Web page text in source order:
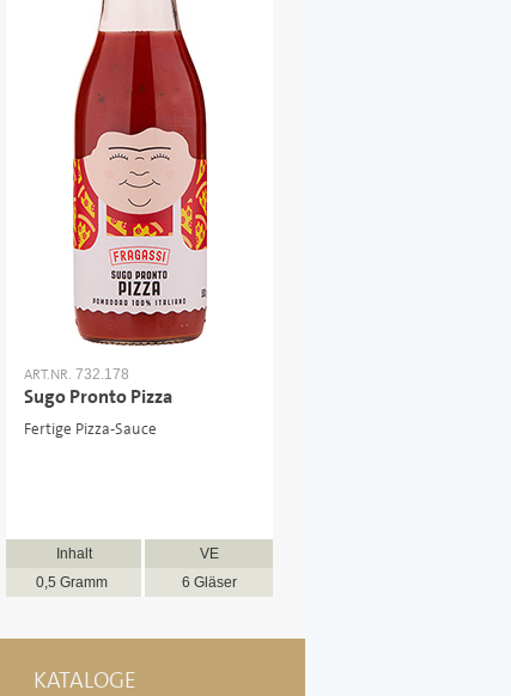
ART.NR. 732.178
Sugo Pronto Pizza
Fertige Pizza-Sauce
Inhalt
VE
0,5 Gramm
6 Gläser
KATALOGE